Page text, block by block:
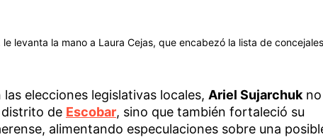
levanta la mano a Laura Cejas, que encabezó la lista de concejales
elecciones legislativas locales, Ariel Sujarchukno
de Escobar, sino que también fortaleció su
alimentando especulaciones sobre una